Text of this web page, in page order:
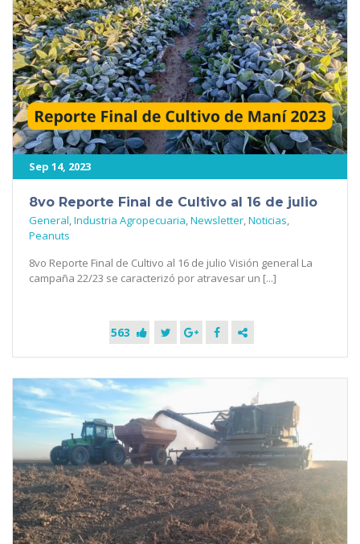
Sep 14, 2023
8vo Reporte Final de Cultivo al 16 de julio
General,Industria Agropecuaria,Newsletter,Noticias,
Peanuts
8vo Reporte Final de Cultivo al 16 de julio Visión general La
campaña 22/23 se caracterizó por atravesar un [...]
563